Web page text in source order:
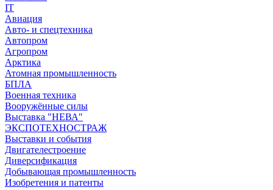
IT
Авиация
Авто- и спецтехника
Автопром
Агропром
Арктика
Атомная промышленность
БПЛА
Военная техника
Вооружённые силы
Выставка "НЕВА"
ЭКСПОТЕХНОСТРАЖ
Выставки и события
Двигателестроение
Диверсификация
Добывающая промышленность
Изобретения и патенты